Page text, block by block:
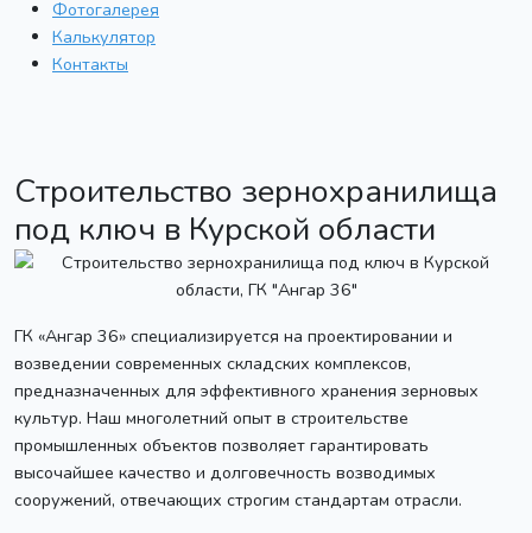
Фотогалерея
Калькулятор
Контакты
Строительство зернохранилища
под ключ в Курской области
ГК «Ангар 36» специализируется на проектировании и
возведении современных складских комплексов,
предназначенных для эффективного хранения зерновых
культур. Наш многолетний опыт в строительстве
промышленных объектов позволяет гарантировать
высочайшее качество и долговечность возводимых
сооружений, отвечающих строгим стандартам отрасли.